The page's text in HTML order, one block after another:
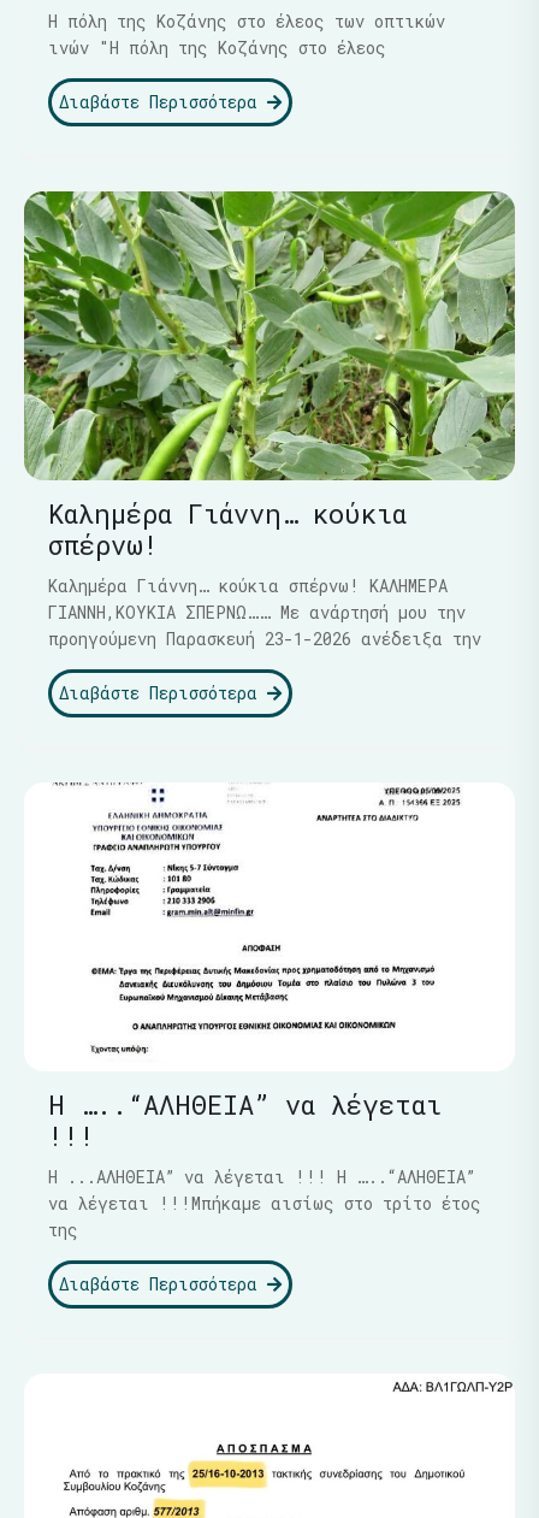
Η πόλη της Κοζάνης στο έλεος των οπτικών
ινών "Η πόλη της Κοζάνης στο έλεος
Διαβάστε Περισσότερα
Καλημέρα Γιάννη… κούκια
σπέρνω!
Καλημέρα Γιάννη… κούκια σπέρνω! ΚΑΛΗΜΕΡΑ
ΓΙΑΝΝΗ,ΚΟΥΚΙΑ ΣΠΕΡΝΩ…… Με ανάρτησή μου την
προηγούμενη Παρασκευή 23-1-2026 ανέδειξα την
Διαβάστε Περισσότερα
Η …..“ΑΛΗΘΕΙΑ” να λέγεται
!!!
Η ...ΑΛΗΘΕΙΑ” να λέγεται !!! Η …..“ΑΛΗΘΕΙΑ”
να λέγεται !!!Μπήκαμε αισίως στο τρίτο έτος
της
Διαβάστε Περισσότερα